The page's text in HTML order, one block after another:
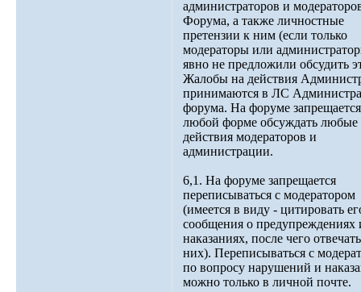
администраторов и
Форума, а также личностные
претензии к ним (если только
модераторы или
явно не предложили обсудить
Жалобы на действия
принимаются в ЛС
форума. На форуме
любой форме обсуждать любые
действия модераторов и
администрации.
6,1. На форуме запрещается
переписываться с модератором
(имеется в виду - цитировать
сообщения о предупреждениях
наказаниях, после чего
них). Переписываться с
по вопросу нарушений и
можно только в личной почте.